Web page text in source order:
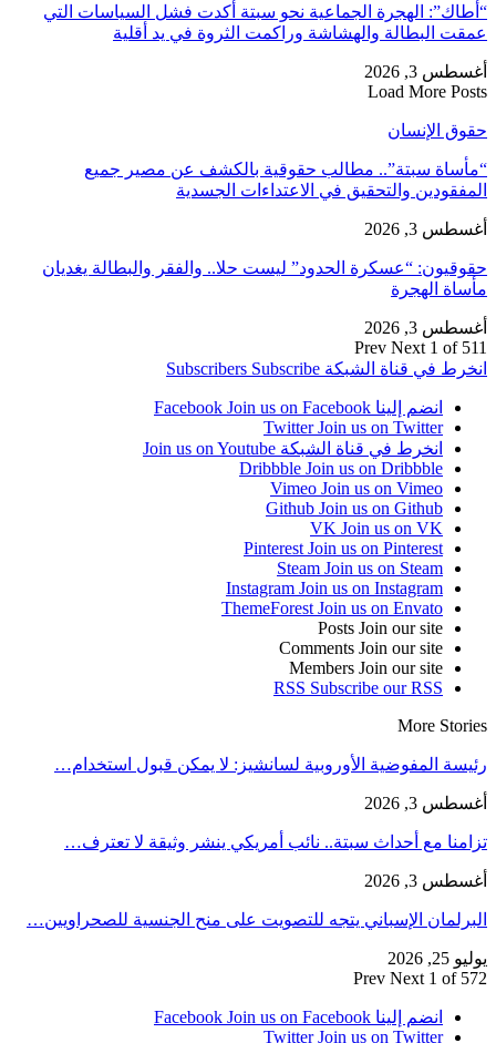
“أطاك”: الهجرة الجماعية نحو سبتة أكدت فشل السياسات التي
عمقت البطالة والهشاشة وراكمت الثروة في يد أقلية
أغسطس 3, 2026
Load More Posts
حقوق الإنسان
“مأساة سبتة”.. مطالب حقوقية بالكشف عن مصير جميع
المفقودين والتحقيق في الاعتداءات الجسدية
أغسطس 3, 2026
حقوقيون: “عسكرة الحدود” ليست حلا.. والفقر والبطالة يغديان
مأساة الهجرة
أغسطس 3, 2026
Prev Next 1 of 511
انخرط في قناة الشبكة
Subscribers Subscribe
انضم إلينا Facebook Join us on Facebook
Twitter Join us on Twitter
انخرط في قناة الشبكة Join us on Youtube
Dribbble Join us on Dribbble
Vimeo Join us on Vimeo
Github Join us on Github
VK Join us on VK
Pinterest Join us on Pinterest
Steam Join us on Steam
Instagram Join us on Instagram
ThemeForest Join us on Envato
Posts Join our site
Comments Join our site
Members Join our site
RSS Subscribe our RSS
More Stories
رئيسة المفوضية الأوروبية لسانشيز: لا يمكن قبول استخدام…
أغسطس 3, 2026
تزامنا مع أحداث سبتة.. نائب أمريكي ينشر وثيقة لا تعترف…
أغسطس 3, 2026
البرلمان الإسباني يتجه للتصويت على منح الجنسية للصحراويين…
يوليو 25, 2026
Prev Next 1 of 572
انضم إلينا Facebook Join us on Facebook
Twitter Join us on Twitter